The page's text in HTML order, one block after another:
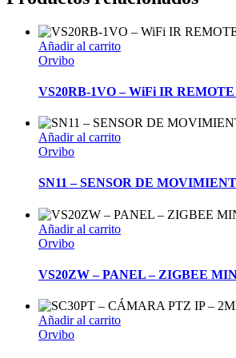
Añadir al carrito
Orvibo
VS20RB-1VO – WiFi IR
Añadir al carrito
Orvibo
SN11 – SENSOR DE
Añadir al carrito
Orvibo
VS20ZW – PANEL – ZIGBEE
Añadir al carrito
Orvibo